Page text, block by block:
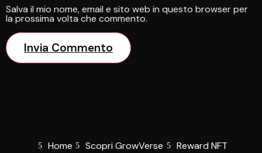
Salva il mio nome, email e sito web in questo browser per
la prossima volta che commento.
Home Scopri GrowVerse
Reward NFT